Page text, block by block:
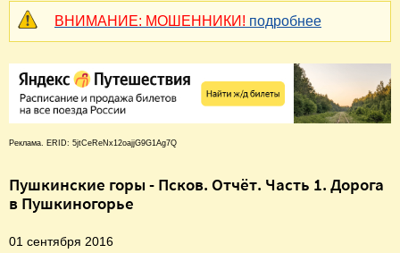
ВНИМАНИЕ: МОШЕННИКИ! подробнее
Реклама. ERID: 5jtCeReNx12oajjG9G1Ag7Q
Пушкинские горы - Псков. Отчёт. Часть 1. Дорога
в Пушкиногорье
01 сентября 2016